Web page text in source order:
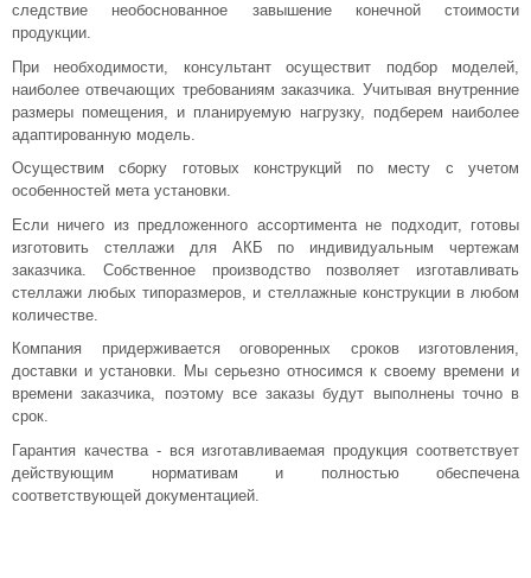
следствие необоснованное завышение конечной стоимости
продукции.
При необходимости, консультант осуществит подбор моделей,
наиболее отвечающих требованиям заказчика. Учитывая внутренние
размеры помещения, и планируемую нагрузку, подберем наиболее
адаптированную модель.
Осуществим сборку готовых конструкций по месту с учетом
особенностей мета установки.
Если ничего из предложенного ассортимента не подходит, готовы
изготовить стеллажи для АКБ по индивидуальным чертежам
заказчика. Собственное производство позволяет изготавливать
стеллажи любых типоразмеров, и стеллажные конструкции в любом
количестве.
Компания придерживается оговоренных сроков изготовления,
доставки и установки. Мы серьезно относимся к своему времени и
времени заказчика, поэтому все заказы будут выполнены точно в
срок.
Гарантия качества - вся изготавливаемая продукция соответствует
действующим нормативам и полностью обеспечена
соответствующей документацией.